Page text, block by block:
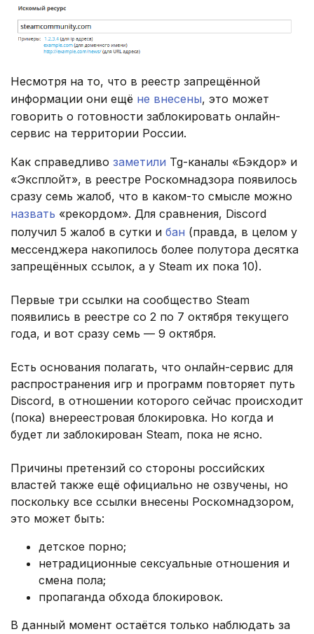
Несмотря на то, что в реестр запрещённой
информации они ещё не внесены, это может
говорить о готовности заблокировать онлайн-
сервис на территории России.
Как справедливо заметили Tg-каналы «Бэкдор» и
«Эксплойт», в реестре Роскомнадзора появилось
сразу семь жалоб, что в каком-то смысле можно
назвать «рекордом». Для сравнения, Discord
получил 5 жалоб в сутки и бан (правда, в целом у
мессенджера накопилось более полутора десятка
запрещённых ссылок, а у Steam их пока 10).
Первые три ссылки на сообщество Steam
появились в реестре со 2 по 7 октября текущего
года, и вот сразу семь — 9 октября.
Есть основания полагать, что онлайн-сервис для
распространения игр и программ повторяет путь
Discord, в отношении которого сейчас происходит
(пока) внереестровая блокировка. Но когда и
будет ли заблокирован Steam, пока не ясно.
Причины претензий со стороны российских
властей также ещё официально не озвучены, но
поскольку все ссылки внесены Роскомнадзором,
это может быть:
детское порно;
нетрадиционные сексуальные отношения и
смена пола;
пропаганда обхода блокировок.
В данный момент остаётся только наблюдать за